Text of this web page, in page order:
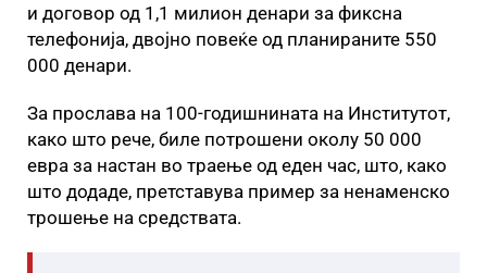
и договор од 1,1 милион денари за фиксна
телефонија, двојно повеќе од планираните 550
000 денари.
За прослава на 100-годишнината на Институтот,
како што рече, биле потрошени околу 50 000
евра за настан во траење од еден час, што, како
што додаде, претставува пример за ненаменско
трошење на средствата.